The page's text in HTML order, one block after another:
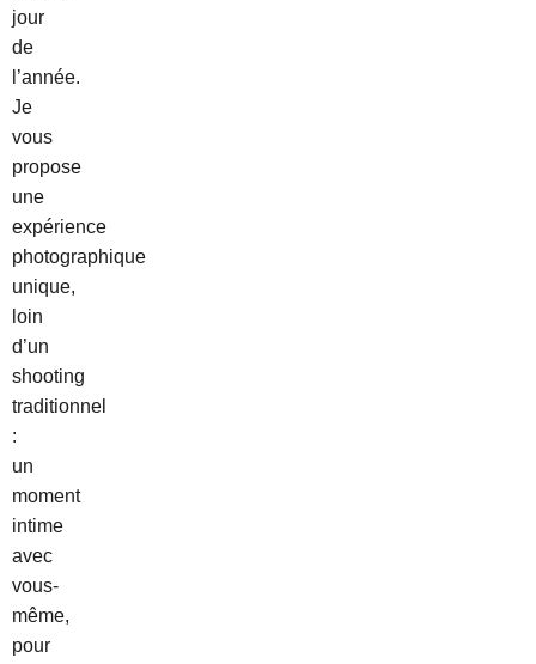
jour
de
l’année.
Je
vous
propose
une
expérience
photographique
unique,
loin
d’un
shooting
traditionnel
:
un
moment
intime
avec
vous-
même,
pour